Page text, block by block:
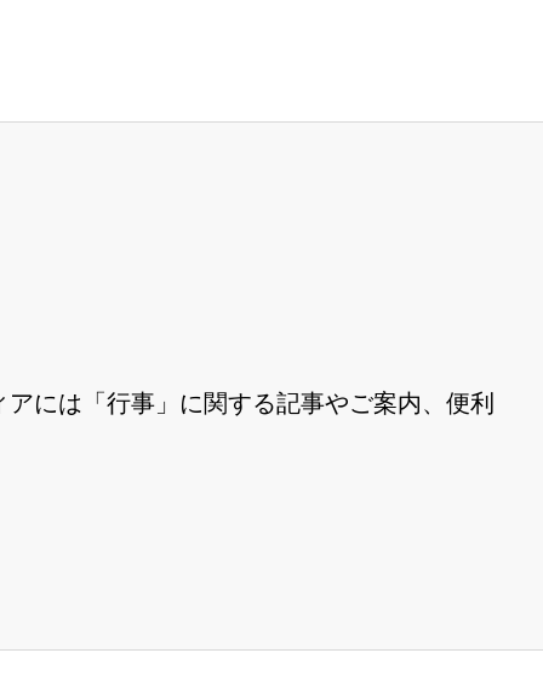
には「行事」に関する記事やご案内、便利